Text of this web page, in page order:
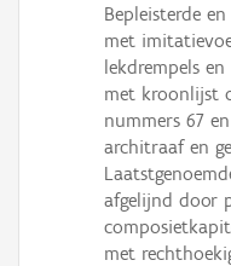
Bepleisterde
met
lekdrempels
met kroonlijst
nummers 67
architraaf en
afgelijnd door
met